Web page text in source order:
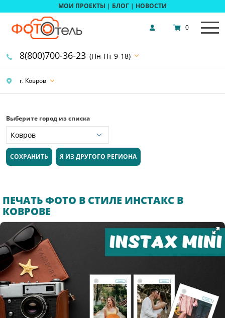
МОИ ПРОЕКТЫ | БЛОГ | НОВОСТИ
г. Ковров
8(800)700-36-23 (Пн-Пт 9-18)
0
Выберите город из списка
СОХРАНИТЬ Я ИЗ ДРУГОГО РЕГИОНА
ПЕЧАТЬ ФОТО В СТИЛЕ ИНСТАКС В
КОВРОВЕ